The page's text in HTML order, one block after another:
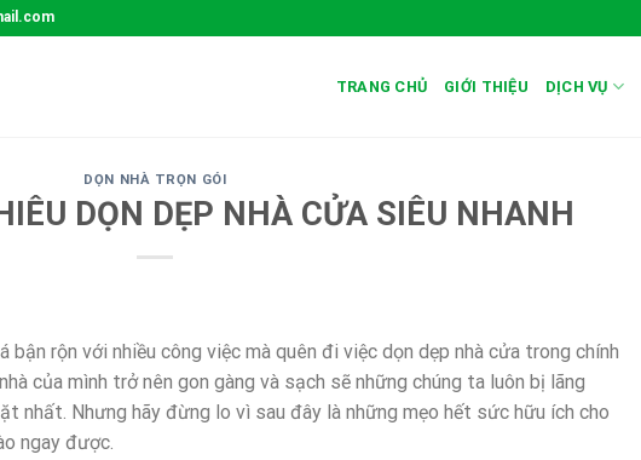
TRANG CHỦ GIỚI THIỆU DỊCH VỤ
DỌN NHÀ TRỌN GÓI
DỌN DẸP NHÀ CỬA SIÊU NHANH
bận rộn với nhiều công việc mà quên đi việc dọn dẹp nhà cửa trong chính
của mình trở nên gon gàng và sạch sẽ những chúng ta luôn bị lãng
nhất. Nhưng hãy đừng lo vì sau đây là những mẹo hết sức hữu ích cho
ngay được.